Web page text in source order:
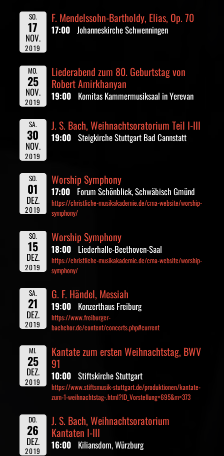
SO.
17
NOV.
2019
F. Mendelssohn-Bartholdy, Elias, Op. 70
17:00 Johanneskirche Schwenningen
MO.
25
NOV.
2019
Liederabend zum 80. Geburtstag von
Robert Amirkhanyan
19:00 Komitas Kammermusiksaal in Yerevan
SA.
30
NOV.
2019
J. S. Bach, Weihnachtsoratorium Teil I-III
19:00 Steigkirche Stuttgart Bad Cannstatt
SO.
01
DEZ.
2019
Worship Symphony
17:00 Forum Schönblick, Schwäbisch Gmünd
https://christliche-musikakademie.de/cma-website/worship-
symphony/
SO.
15
DEZ.
2019
Worship Symphony
18:00 Liederhalle-Beethoven-Saal
https://christliche-musikakademie.de/cma-website/worship-
symphony/
SA.
21
DEZ.
2019
G. F. Händel, Messiah
19:00 Konzerthaus Freiburg
https://www.freiburger-
bachchor.de/content/concerts.php#current
MI.
25
DEZ.
2019
Kantate zum ersten Weihnachtstag, BWV
91
10:00 Stiftskirche Stuttgart
https://www.stiftsmusik-stuttgart.de/produktionen/kantate-
zum-1-weihnachtstag-.html?ID_Vorstellung=695&m=373
DO.
26
DEZ.
2019
J. S. Bach, Weihnachtsoratorium
Kantaten I-III
16:00 Kiliansdom, Würzburg